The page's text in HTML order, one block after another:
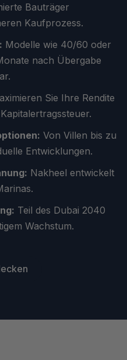
Bauträger
Kaufprozess.
Modelle wie 40/60 oder
nach Übergabe
Sie Ihre Rendite
Von Villen bis zu
Entwicklungen.
Nakheel entwickelt
Teil des Dubai 2040
Wachstum.